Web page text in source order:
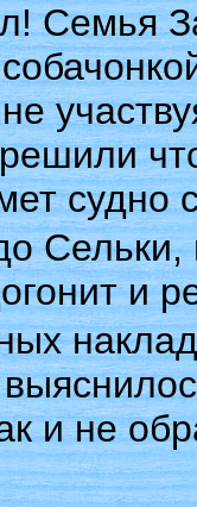
Семья
судно
Сельки,
и
и не